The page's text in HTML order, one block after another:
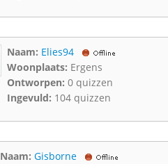
Naam: Elies94
Woonplaats: Ergens
Ontworpen: 0 quizzen
Ingevuld: 104 quizzen
Naam: Gisborne